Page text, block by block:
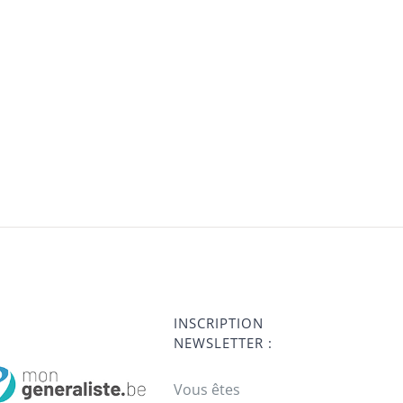
INSCRIPTION
NEWSLETTER :
Vous êtes